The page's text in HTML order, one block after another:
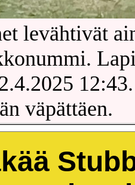
levähtivät
väpättäen.